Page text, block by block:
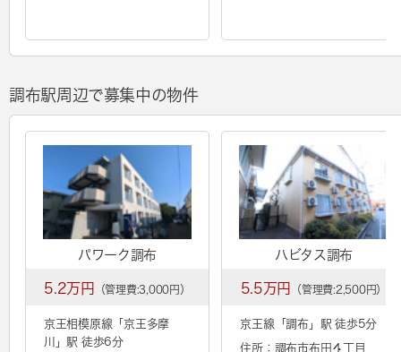
調布駅周辺で募集中の物件
パワーク調布
5.2万円 （管理費:3,000円）
京王相模原線「京王多摩
川
」駅 徒歩6分
ハビタス調布
5.5万円 （管理費:2,500円）
京王線「調布」駅 徒歩5分
住所：調布市布田４丁目